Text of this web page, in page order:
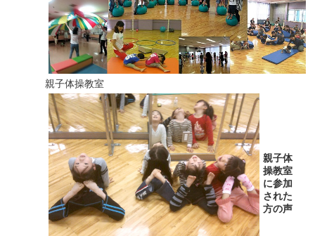
親子体操教室
親子体
操教室
に参加
された
方の声